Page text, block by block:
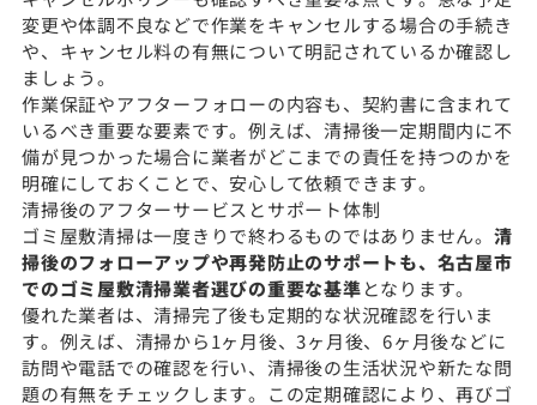
変更や体調不良などで作業をキャンセルする場合の手続き
や、キャンセル料の有無について明記されているか確認し
ましょう。
作業保証やアフターフォローの内容も、契約書に含まれて
いるべき重要な要素です。例えば、清掃後一定期間内に不
備が見つかった場合に業者がどこまでの責任を持つのかを
明確にしておくことで、安心して依頼できます。
清掃後のアフターサービスとサポート体制
ゴミ屋敷清掃は一度きりで終わるものではありません。 清
掃後のフォローアップや再発防止のサポートも、名古屋市
でのゴミ屋敷清掃業者選びの重要な基準となります。
優れた業者は、清掃完了後も定期的な状況確認を行いま
す。例えば、清掃から1ヶ月後、3ヶ月後、6ヶ月後などに
訪問や電話での確認を行い、清掃後の生活状況や新たな問
題の有無をチェックします。この定期確認により、再びゴ